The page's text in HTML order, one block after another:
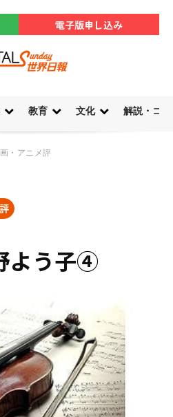
電子版申し込み
教育 文化 解説・コ
・アニメ評
よう子④